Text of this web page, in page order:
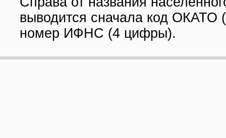
выводится сначала код ОКАТО
номер ИФНС (4 цифры).